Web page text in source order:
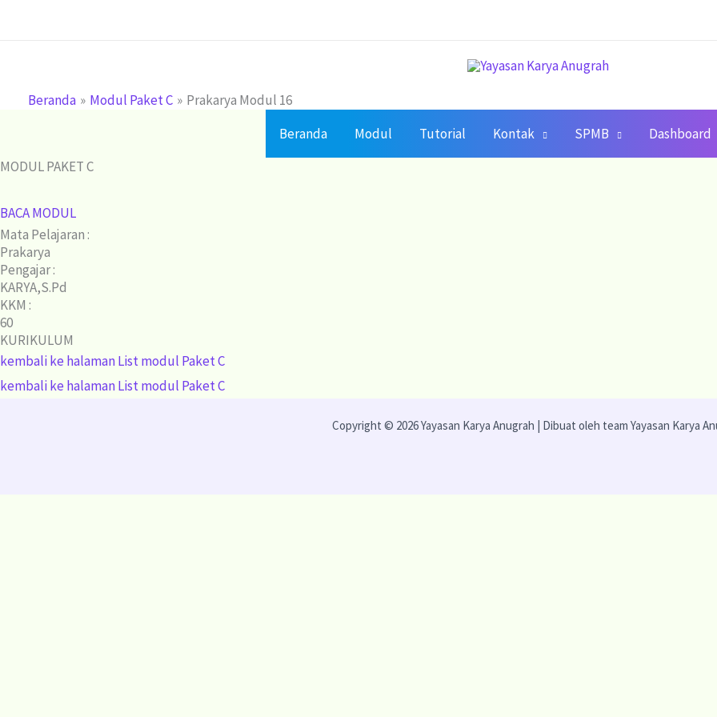
Beranda
Modul Paket C
Prakarya Modul 16
Beranda
Modul Tutorial Kontak SPMB Dashboard
MODUL PAKET C
BACA MODUL
Mata Pelajaran :
Prakarya
Pengajar :
KARYA,S.Pd
KKM :
60
KURIKULUM
kembali ke halaman List modul Paket C
kembali ke halaman List modul Paket C
Copyright © 2026 Yayasan Karya Anugrah | Dibuat oleh team Yayasan Karya